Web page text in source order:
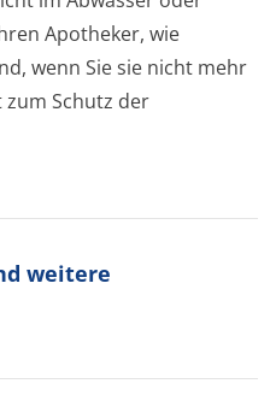
Apotheker, wie
wenn Sie sie nicht mehr
Schutz der
weitere